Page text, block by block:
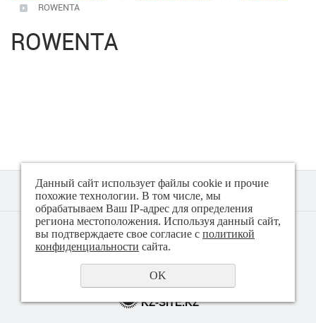
Встраиваемая техника
Микроволновые печи
Стиральные машины
Сушильные машины
Холодильники, Морозильники, Витрины
ROWENTA
ROWENTA
© 2018 - 2026 Техно плюс
Политика конфиденциальности
KZ-SITE.KZ
Данный сайт использует файлы cookie и прочие
похожие технологии. В том числе, мы
обрабатываем Ваш IP-адрес для определения
региона местоположения. Используя данный сайт,
вы подтверждаете свое согласие с политикой
конфиденциальности сайта.
OK